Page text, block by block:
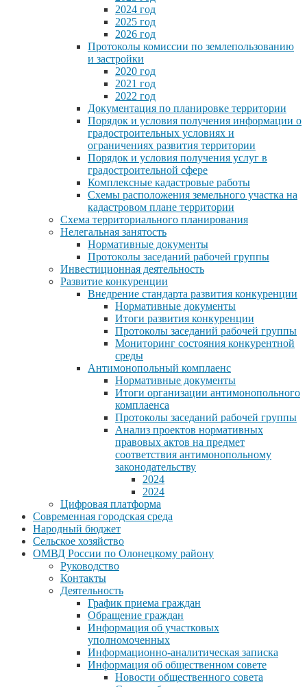
2024 год
2025 год
2026 год
Протоколы комиссии по землепользованию
и застройки
2020 год
2021 год
2022 год
Документация по планировке территории
Порядок и условия получения информации о
градостроительных условиях и
ограничениях развития территории
Порядок и условия получения услуг в
градостроительной сфере
Комплексные кадастровые работы
Схемы расположения земельного участка на
кадастровом плане территории
Схема территориального планирования
Нелегальная занятость
Нормативные документы
Протоколы заседаний рабочей группы
Инвестиционная деятельность
Развитие конкуренции
Внедрение стандарта развития конкуренции
Нормативные документы
Итоги развития конкуренции
Протоколы заседаний рабочей группы
Мониторинг состояния конкурентной
среды
Антимонопольный комплаенс
Нормативные документы
Итоги организации антимонопольного
комплаенса
Протоколы заседаний рабочей группы
Анализ проектов нормативных
правовых актов на предмет
соответствия антимонопольному
законодательству
2024
2024
Цифровая платформа
Современная городская среда
Народный бюджет
Сельское хозяйство
ОМВД России по Олонецкому району
Руководство
Контакты
Деятельность
График приема граждан
Обращение граждан
Информация об участковых
уполномоченных
Информационно-аналитическая записка
Информация об общественном совете
Новости общественного совета